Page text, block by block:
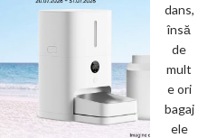
dans,
însă
de
mult
e ori
bagaj
ele